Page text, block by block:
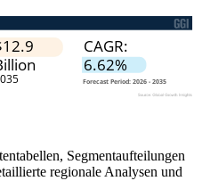
Segmentaufteilungen
regionale Analysen und